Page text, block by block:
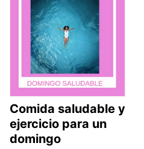
Comida saludable y
ejercicio para un
domingo